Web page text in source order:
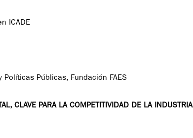
ICADE
Públicas, Fundación FAES
CLAVE PARA LA COMPETITIVIDAD DE LA INDUSTRIA